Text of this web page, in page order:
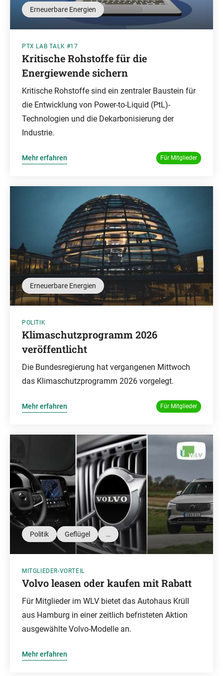
Erneuerbare Energien
PTX LAB TALK #17
Kritische Rohstoffe für die
Energiewende sichern
Kritische Rohstoffe sind ein zentraler Baustein für
die Entwicklung von Power-to-Liquid (PtL)-
Technologien und die Dekarbonisierung der
Industrie.
Mehr erfahren Für Mitglieder
Erneuerbare Energien
POLITIK
Klimaschutzprogramm 2026
veröffentlicht
Die Bundesregierung hat vergangenen Mittwoch
das Klimaschutzprogramm 2026 vorgelegt.
Mehr erfahren Für Mitglieder
Politik Geflügel …
MITGLIEDER-VORTEIL
Volvo leasen oder kaufen mit Rabatt
Für Mitglieder im WLV bietet das Autohaus Krüll
aus Hamburg in einer zeitlich befristeten Aktion
ausgewählte Volvo-Modelle an.
Mehr erfahren